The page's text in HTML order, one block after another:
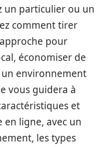
un particulier ou un
comment tirer
pour
économiser de
environnement
vous guidera à
et
en ligne, avec un
les types